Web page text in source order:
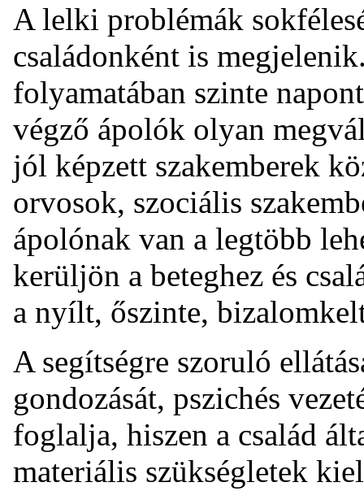
A lelki problémák
családonként is
folyamatában szinte
végző ápolók olyan
jól képzett szakemberek
orvosok, szociális
ápolónak van a legtöbb
kerüljön a beteghez és
a nyílt, őszinte,
A segítségre szoruló
gondozását, pszichés
foglalja, hiszen a család
materiális szükségletek